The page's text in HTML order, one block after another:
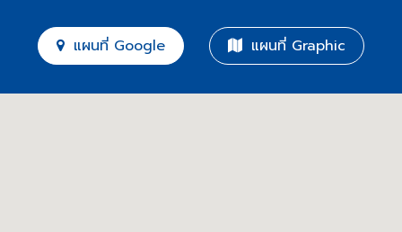
แผนที่ Google แผนที่ Graphic